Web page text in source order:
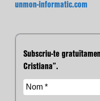
unmon-informatic.com
Subscriu-te
Cristiana”.